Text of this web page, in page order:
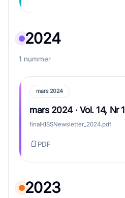
2024
1 nummer
mars 2024
mars 2024 · Vol. 14, Nr 1
finalKISSNewsletter_2024.pdf
📄 PDF
2023